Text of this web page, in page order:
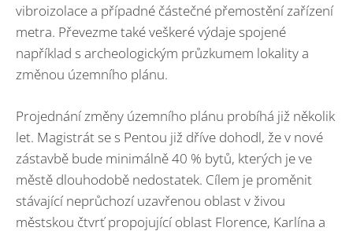
vibroizolace a případné částečné přemostění zařízení
metra. Převezme také veškeré výdaje spojené
například s archeologickým průzkumem lokality a
změnou územního plánu.
Projednání změny územního plánu probíhá již několik
let. Magistrát se s Pentou již dříve dohodl, že v nové
zástavbě bude minimálně 40 % bytů, kterých je ve
městě dlouhodobě nedostatek. Cílem je proměnit
stávající neprůchozí uzavřenou oblast v živou
městskou čtvrť propojující oblast Florence, Karlína a